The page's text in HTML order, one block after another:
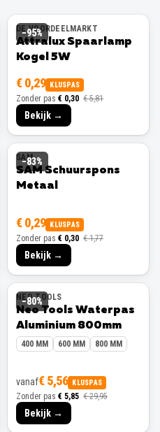
−95%
DE VOORDEELMARKT
Attralux Spaarlamp
Kogel 5W
€ 0,29 KLUSPAS
Zonder pas € 0,30 € 5,81
Bekijk →
−83%
SAM
SAM Schuurspons
Metaal
€ 0,29 KLUSPAS
Zonder pas € 0,30 € 1,77
Bekijk →
−80%
NEO TOOLS
Neo Tools Waterpas
Aluminium 800mm
400 MM 600 MM 800 MM
vanaf€ 5,56 KLUSPAS
Zonder pas € 5,85 € 29,95
Bekijk →